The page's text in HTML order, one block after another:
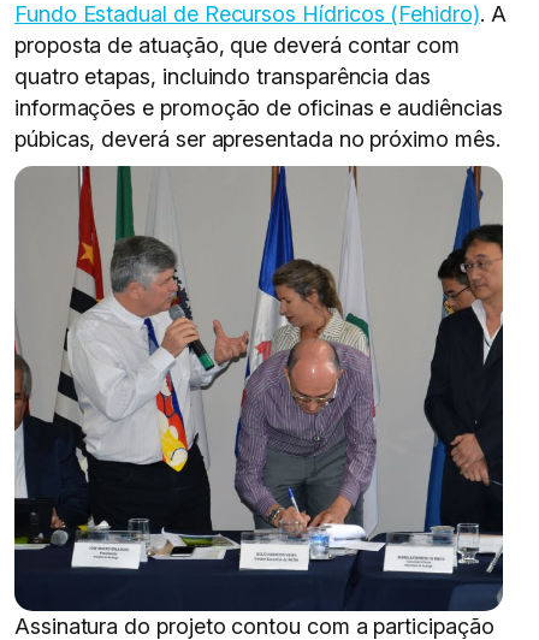
Fundo Estadual de Recursos Hídricos (Fehidro). A
proposta de atuação, que deverá contar com
quatro etapas, incluindo transparência das
informações e promoção de oficinas e audiências
púbicas, deverá ser apresentada no próximo mês.
Assinatura do projeto contou com a participação